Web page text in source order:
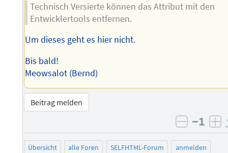
Technisch Versierte können das Attribut mit den
Entwicklertools entfernen.
Um dieses geht es hier nicht.
Bis bald!
Meowsalot (Bernd)
Beitrag melden
negativ
−1
Übersicht alle Foren SELFHTML-Forum anmelden